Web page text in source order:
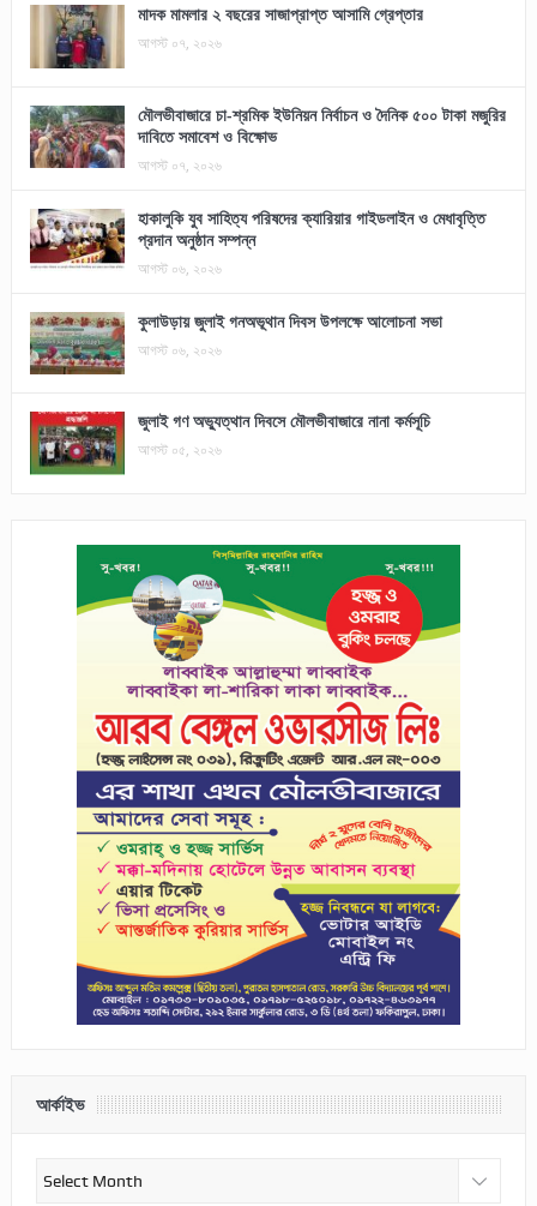
মাদক মামলার ২ বছরের সাজাপ্রাপ্ত আসামি গ্রেপ্তার
আগস্ট ০৭, ২০২৬
মৌলভীবাজারে চা-শ্রমিক ইউনিয়ন নির্বাচন ও দৈনিক ৫০০ টাকা মজুরির
দাবিতে সমাবেশ ও বিক্ষোভ
আগস্ট ০৭, ২০২৬
হাকালুকি যুব সাহিত্য পরিষদের ক্যারিয়ার গাইডলাইন ও মেধাবৃত্তি
প্রদান অনুষ্ঠান সম্পন্ন
আগস্ট ০৬, ২০২৬
কুলাউড়ায় জুলাই গনঅভূথান দিবস উপলক্ষে আলোচনা সভা
আগস্ট ০৬, ২০২৬
জুলাই গণ অভ্যুত্থান দিবসে মৌলভীবাজারে নানা কর্মসূচি
আগস্ট ০৫, ২০২৬
আর্কাইভ
আর্কাইভ